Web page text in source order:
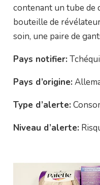
contenant un tube de
bouteille de
soin, une paire de
Pays notifier:
Pays d’origine:
Type d’alerte:
Niveau d’alerte: